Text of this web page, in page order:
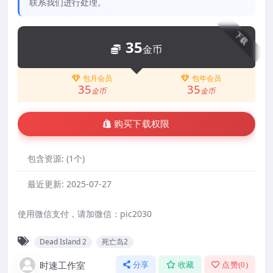
联系我们进行处理。
下载
35金币
包月会员
35金币
包年会员
35金币
购买下载权限
包含资源: (1个)
最近更新: 2025-07-27
使用微信支付，请加微信：pic2030
Dead Island 2 死亡岛2
时速工作室 分享 收藏 点赞(0)